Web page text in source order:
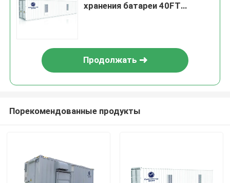
хранения батареи 40FT
Продолжать
Порекомендованные продукты